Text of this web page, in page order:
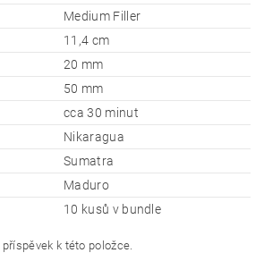
Medium Filler
11,4 cm
20 mm
50 mm
cca 30 minut
Nikaragua
Sumatra
Maduro
10 kusů v bundle
k této položce.